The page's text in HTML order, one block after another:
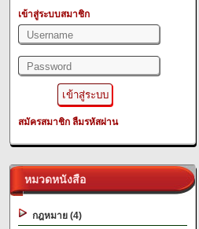
เข้าสู่ระบบสมาชิก
สมัครสมาชิก ลืมรหัสผ่าน
หมวดหนังสือ
กฎหมาย (4)